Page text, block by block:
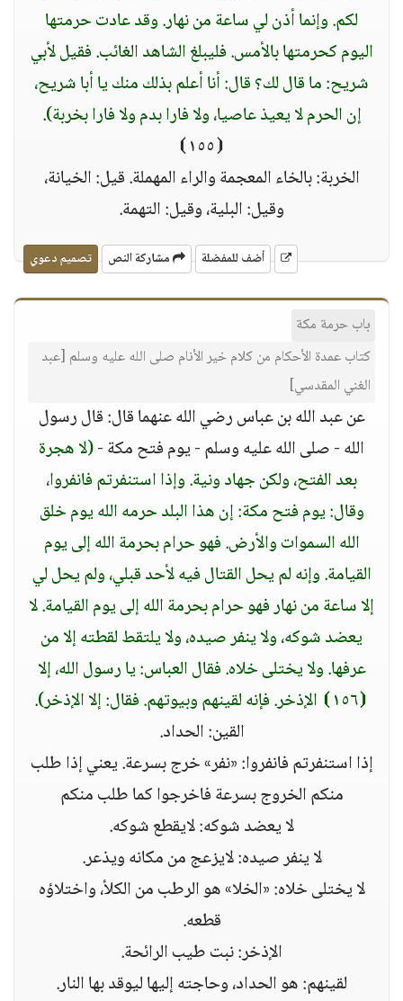
لكم. وإنما أذن لي ساعة من نهار. وقد عادت حرمتها
اليوم كحرمتها بالأمس. فليبلغ الشاهد الغائب. فقيل لأبي
شريح: ما قال لك؟ قال: أنا أعلم بذلك منك يا أبا شريح،
إن الحرم لا يعيذ عاصيا، ولا فارا بدم ولا فارا بخربة).
⦗١٥٥⦘
الخربة: بالخاء المعجمة والراء المهملة. قيل: الخيانة،
وقيل: البلية، وقيل: التهمة.
أضف للمفضلة مشاركة النص تصميم دعوي
باب حرمة مكة
كتاب عمدة الأحكام من كلام خير الأنام صلى الله عليه وسلم [عبد
الغني المقدسي]
عن عبد الله بن عباس رضي الله عنهما قال: قال رسول
الله - صلى الله عليه وسلم - يوم فتح مكة -(لا هجرة
بعد الفتح، ولكن جهاد ونية. وإذا استنفرتم فانفروا،
وقال: يوم فتح مكة: إن هذا البلد حرمه الله يوم خلق
الله السموات والأرض. فهو حرام بحرمة الله إلى يوم
القيامة. وإنه لم يحل القتال فيه لأحد قبلي، ولم يحل لي
إلا ساعة من نهار فهو حرام بحرمة الله إلى يوم القيامة. لا
يعضد شوكه، ولا ينفر صيده، ولا يلتقط لقطته إلا من
عرفها. ولا يختلى خلاه. فقال العباس: يا رسول الله، إلا
⦗١٥٦⦘ الإذخر. فإنه لقينهم وبيوتهم. فقال: إلا الإذخر)
.
القين: الحداد.
إذا استنفرتم فانفروا: «نفر» خرج بسرعة. يعني إذا طلب
منكم الخروج بسرعة فاخرجوا كما طلب منكم
لا يعضد شوكه: لايقطع شوكه.
لا ينفر صيده: لايزعج من مكانه ويذعر.
لا يختلى خلاه: «الخلا» هو الرطب من الكلأ، واختلاؤه
قطعه.
الإذخر: نبت طيب الرائحة.
لقينهم: هو الحداد، وحاجته إليها ليوقد بها النار.